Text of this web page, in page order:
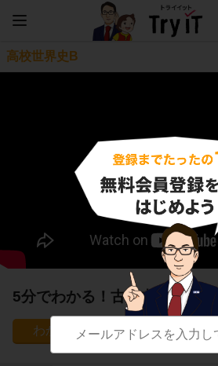
高校世界史B
5分でわかる！古代中国と秦
256